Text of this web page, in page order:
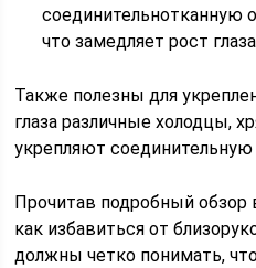
соединительнотканную
что замедляет рост
Также полезны для
глаза различные холодцы,
укрепляют соединительную
Прочитав подробный обзор
как избавиться от
должны четко понимать,